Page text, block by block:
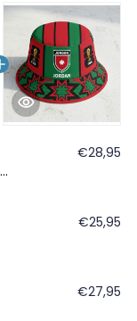
€28,95
€25,95
€27,95